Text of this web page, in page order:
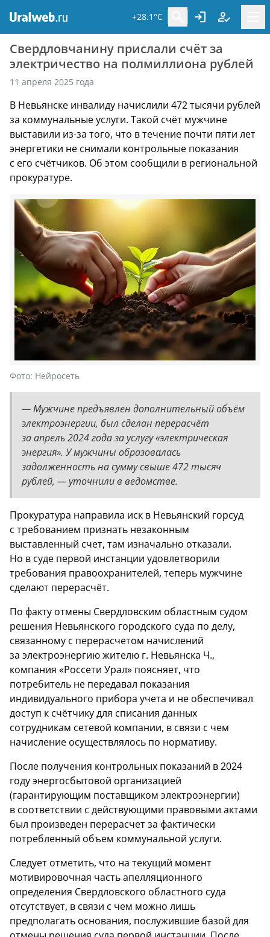
+28.1°C
Свердловчанину прислали счёт за
электричество на полмиллиона рублей
11 апреля 2025 года
В Невьянске инвалиду начислили 472 тысячи рублей
за коммунальные услуги. Такой счёт мужчине
выставили из-за того, что в течение почти пяти лет
энергетики не снимали контрольные показания
с его счётчиков. Об этом сообщили в региональной
прокуратуре.
Фото: Нейросеть
— Мужчине предъявлен дополнительный объём
электроэнергии, был сделан перерасчёт
за апрель 2024 года за услугу «электрическая
энергия». У мужчины образовалась
задолженность на сумму свыше 472 тысяч
рублей, — уточнили в ведомстве.
Прокуратура направила иск в Невьянский горсуд
с требованием признать незаконным
выставленный счет, там изначально отказали.
Но в суде первой инстанции удовлетворили
требования правоохранителей, теперь мужчине
сделают перерасчёт.
По факту отмены Свердловским областным судом
решения Невьянского городского суда по делу,
связанному с перерасчетом начислений
за электроэнергию жителю г. Невьянска Ч.,
компания «Россети Урал» поясняет, что
потребитель не передавал показания
индивидуального прибора учета и не обеспечивал
доступ к счётчику для списания данных
сотрудникам сетевой компании, в связи с чем
начисление осуществлялось по нормативу.
После получения контрольных показаний в 2024
году энергосбытовой организацией
(гарантирующим поставщиком электроэнергии)
в соответствии с действующими правовыми актами
был произведен перерасчет за фактически
потребленный объем коммунальной услуги.
Следует отметить, что на текущий момент
мотивировочная часть апелляционного
определения Свердловского областного суда
отсутствует, в связи с чем можно лишь
предполагать основания, послужившие базой для